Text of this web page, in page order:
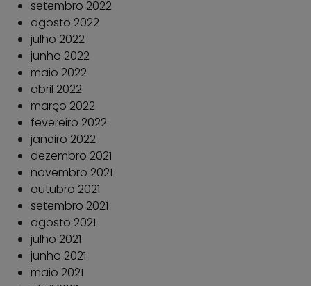
setembro 2022
agosto 2022
julho 2022
junho 2022
maio 2022
abril 2022
março 2022
fevereiro 2022
janeiro 2022
dezembro 2021
novembro 2021
outubro 2021
setembro 2021
agosto 2021
julho 2021
junho 2021
maio 2021